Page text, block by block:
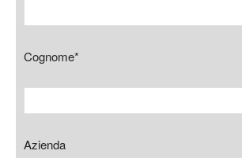
Cognome*
Azienda